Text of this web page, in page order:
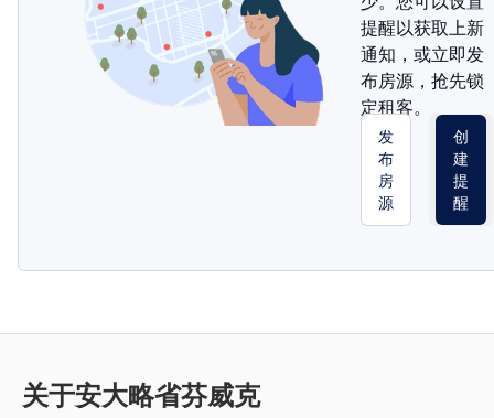
提醒以获取上新
通知，或立即发
布房源，抢先锁
定租客。
发
布
房
源
创
建
提
醒
关于安大略省芬威克